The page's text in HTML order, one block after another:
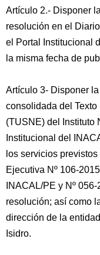
Artículo 2.- Disponer
resolución en el
el Portal Institucional
la misma fecha de
Artículo 3- Disponer
consolidada del
(TUSNE) del Instituto
Institucional del
los servicios
Ejecutiva Nº 106-
INACAL/PE y Nº
resolución; así como
dirección de la
Isidro.